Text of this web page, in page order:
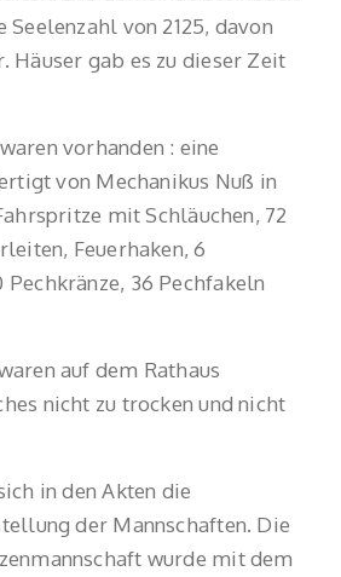
von 2125, davon
Häuser gab es zu dieser Zeit
vorhanden : eine
von Mechanikus Nuß in
mit Schläuchen, 72
Feuerhaken, 6
Pechkränze, 36 Pechfakeln
auf dem Rathaus
nicht zu trocken und nicht
in den Akten die
der Mannschaften. Die
wurde mit dem